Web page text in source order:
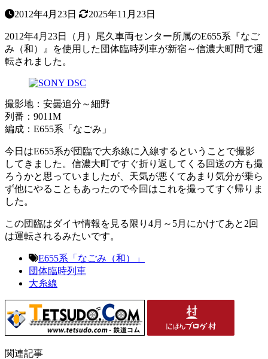
2012年4月23日 2025年11月23日
2012年4月23日（月）尾久車両センター所属のE655系『なご
み（和）』を使用した団体臨時列車が新宿～信濃大町間で運
転されました。
撮影地：安曇追分～細野
列番：9011M
編成：E655系「なごみ」
今日はE655系が団臨で大糸線に入線するということで撮影
してきました。信濃大町ですぐ折り返してくる回送の方も撮
ろうかと思っていましたが、天気が悪くてあまり気分が乗ら
ず他にやることもあったので今回はこれを撮ってすぐ帰りま
した。
この団臨はダイヤ情報を見る限り4月～5月にかけてあと2回
は運転されるみたいです。
E655系「なごみ（和）」
団体臨時列車
大糸線
関連記事